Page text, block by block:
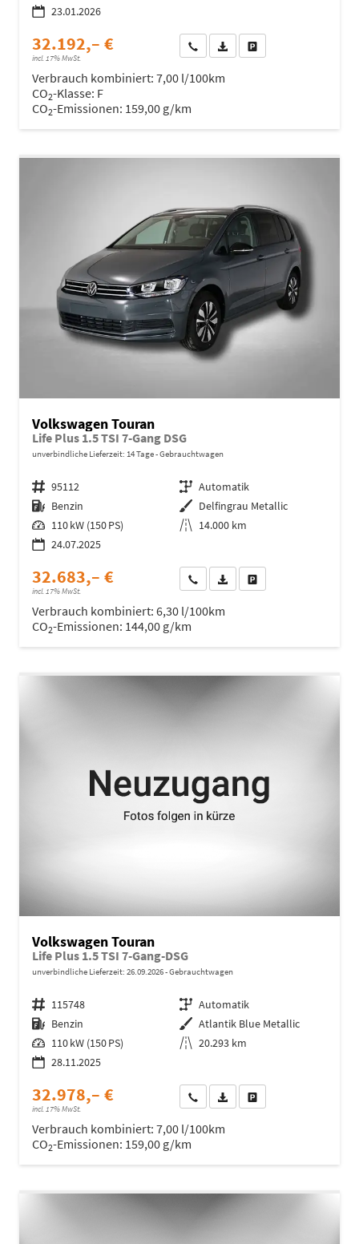
23.01.2026
32.192,– €
incl. 17% MwSt.
Wir rufen Sie anFahrzeugexposé (PDF)
Verbrauch kombiniert: 7,00 l/100km
CO2-Klasse: F
CO2-Emissionen: 159,00 g/km
Volkswagen Touran
Life Plus 1.5 TSI 7-Gang DSG
unverbindliche Lieferzeit: 14 Tage Gebrauchtwagen
Fahrzeugnr. 95112 Getriebe Automatik
Kraftstoff Benzin Außenfarbe Delfingrau Metallic
Leistung 110 kW (150 PS) Kilometerstand 14.000 km
24.07.2025
32.683,– €
incl. 17% MwSt.
Wir rufen Sie anFahrzeugexposé (PDF)
Verbrauch kombiniert: 6,30 l/100km
CO2-Emissionen: 144,00 g/km
Volkswagen Touran
Life Plus 1.5 TSI 7-Gang-DSG
unverbindliche Lieferzeit: 26.09.2026 Gebrauchtwagen
Fahrzeugnr. 115748 Getriebe Automatik
Kraftstoff Benzin Außenfarbe Atlantik Blue Metallic
Leistung 110 kW (150 PS) Kilometerstand 20.293 km
28.11.2025
32.978,– €
incl. 17% MwSt.
Wir rufen Sie anFahrzeugexposé (PDF)
Verbrauch kombiniert: 7,00 l/100km
CO2-Emissionen: 159,00 g/km